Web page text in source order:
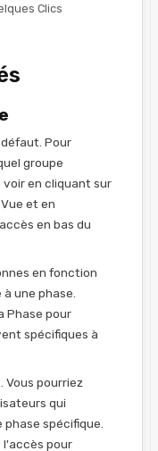
Clics
Pour
groupe
en cliquant sur
et en
en bas du
en fonction
une phase.
Phase pour
spécifiques à
Vous pourriez
qui
spécifique.
l'accès pour